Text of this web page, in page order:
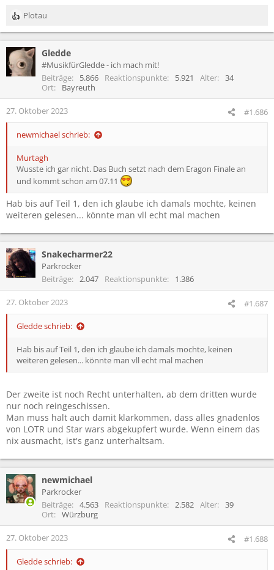
R
e
k
t
i
n
e
Plotau
Gledde
#MusikfürGledde - ich mach mit!
Beiträge
5.866 Reaktionspunkte 5.921 Alter
34
Ort
Bayreuth
27. Oktober 2023 #1.686
newmichael schrieb:
Murtagh
Wusste ich gar nicht. Das Buch setzt nach dem Eragon Finale an
und kommt schon am 07.11
Hab bis auf Teil 1, den ich glaube ich damals mochte, keinen
weiteren gelesen... könnte man vll echt mal machen
Snakecharmer22
Parkrocker
Beiträge
2.047 Reaktionspunkte 1.386
27. Oktober 2023 #1.687
Gledde schrieb:
Hab bis auf Teil 1, den ich glaube ich damals mochte, keinen
weiteren gelesen... könnte man vll echt mal machen
Der zweite ist noch Recht unterhalten, ab dem dritten wurde
nur noch reingeschissen.
Man muss halt auch damit klarkommen, dass alles gnadenlos
von LOTR und Star wars abgekupfert wurde. Wenn einem das
nix ausmacht, ist's ganz unterhaltsam.
newmichael
Parkrocker
Beiträge
4.563 Reaktionspunkte 2.582 Alter
39
Ort
Würzburg
27. Oktober 2023 #1.688
Gledde schrieb: